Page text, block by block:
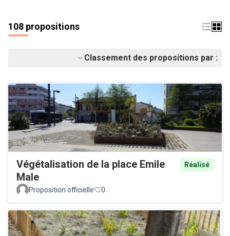
108 propositions
Classement des propositions par :
Végétalisation de la place Emile
Male
Réalisé
Proposition officielle 0